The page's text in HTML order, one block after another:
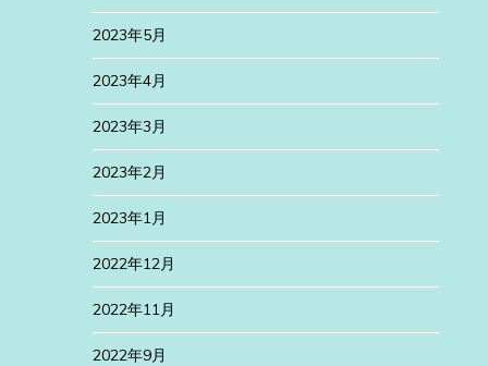
2023年5月
2023年4月
2023年3月
2023年2月
2023年1月
2022年12月
2022年11月
2022年9月